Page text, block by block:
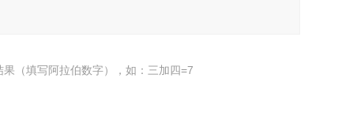
果（填写阿拉伯数字），如：三加四=7